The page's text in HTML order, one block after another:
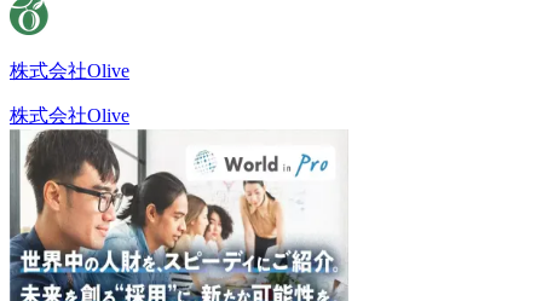
株式会社Olive
株式会社Olive